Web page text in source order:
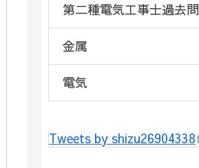
第二種電気工事士過去問
金属
電気
Tweets by shizu26904338